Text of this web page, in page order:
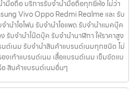
ำมือถือ บริการรับจำนำมือถือทุกยี่ห้อ ไม่ว่า
Vivo Oppo Redmi Realme และ รับ
ำนำไอโฟน รับจำนำไอแพด รับจำนำแมคบุ๊ค
รับจำนำโน๊ตบุ๊ค รับจำนำนาฬิกา ให้ราคาสูง
ด์เนม รับจำนำสินค้าแบรนด์เนมทุกชนิด ไม่
องเท้าแบรนด์เนม เสื้อแบรนด์เนม เข็มขัดแบ
สินค้าแบรนด์เนมอื่นๆ